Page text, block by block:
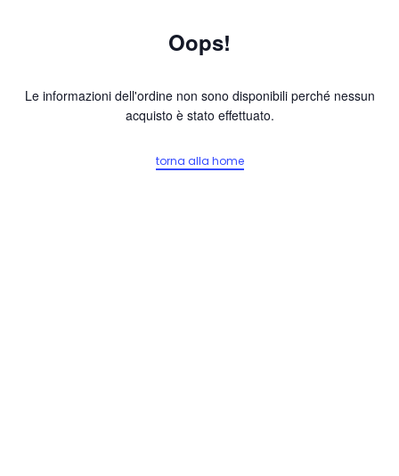
contenuto
Oops!
Le informazioni dell'ordine non sono disponibili perché nessun
acquisto è stato effettuato.
torna alla home